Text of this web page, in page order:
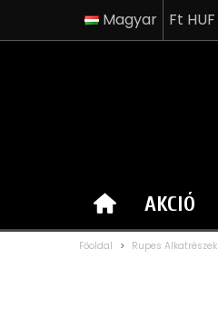
Magyar Ft HUF
AKCIÓ
Főoldal > Rupes Alkatrészek